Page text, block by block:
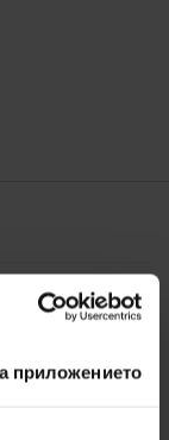
приложението